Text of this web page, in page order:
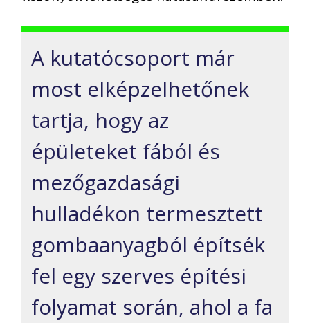
A kutatócsoport már
most elképzelhetőnek
tartja, hogy az
épületeket fából és
mezőgazdasági
hulladékon termesztett
gombaanyagból építsék
fel egy szerves építési
folyamat során, ahol a fa